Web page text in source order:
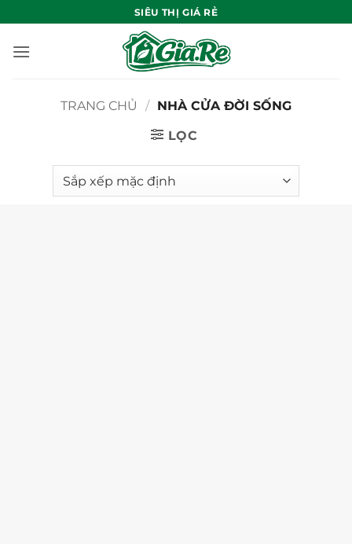
qua
nội
SIÊU THỊ GIÁ RẺ
TRANG CHỦ / NHÀ CỬA ĐỜI SỐNG
LỌC